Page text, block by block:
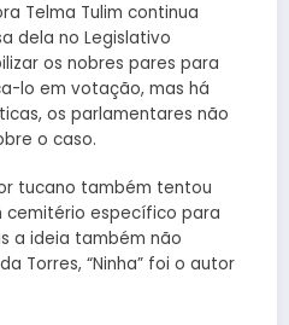
Telma Tulim continua
dela no Legislativo
os nobres pares para
lo em votação, mas há
os parlamentares não
o caso.
tucano também tentou
cemitério específico para
a ideia também não
Torres, “Ninha” foi o autor